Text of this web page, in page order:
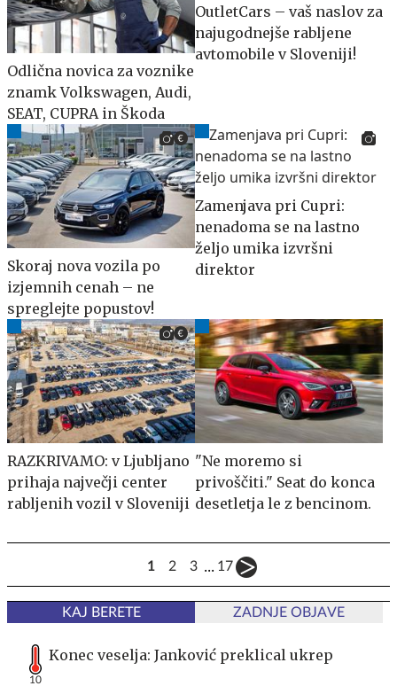
Odlična novica za voznike
znamk Volkswagen, Audi,
SEAT, CUPRA in Škoda
OutletCars – vaš naslov za
najugodnejše rabljene
avtomobile v Sloveniji!
Skoraj nova vozila po
izjemnih cenah – ne
spreglejte popustov!
Zamenjava pri Cupri:
nenadoma se na lastno
željo umika izvršni
direktor
RAZKRIVAMO: v Ljubljano
prihaja največji center
rabljenih vozil v Sloveniji
"Ne moremo si
privoščiti." Seat do konca
desetletja le z bencinom.
1 2 3 ... 17
KAJ BERETE ZADNJE OBJAVE
10
Konec veselja: Janković preklical ukrep